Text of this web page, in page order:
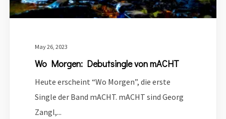
May 26, 2023
Wo Morgen: Debutsingle von mACHT
Heute erscheint “Wo Morgen”, die erste
Single der Band mACHT. mACHT sind Georg
Zangl,...